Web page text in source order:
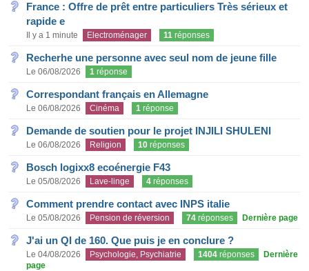
France : Offre de prêt entre particuliers Très sérieux et
rapide e
Il y a 1 minute Electroménager 11 réponses
Recherhe une personne avec seul nom de jeune fille
Le 06/08/2026 1 réponse
Correspondant français en Allemagne
Le 06/08/2026 Cinéma 1 réponse
Demande de soutien pour le projet INJILI SHULENI
Le 06/08/2026 Religion 10 réponses
Bosch logixx8 ecoénergie F43
Le 05/08/2026 Lave-linge 4 réponses
Comment prendre contact avec INPS italie
Le 05/08/2026 Pension de réversion 74 réponses Dernière page
J'ai un QI de 160. Que puis je en conclure ?
Le 04/08/2026 Psychologie, Psychiatrie 1404 réponses
Dernière
page